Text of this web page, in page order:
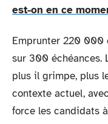
est-on en ce
Emprunter 220 000
sur 300 échéances.
plus il grimpe, plus
contexte actuel,
force les candidats